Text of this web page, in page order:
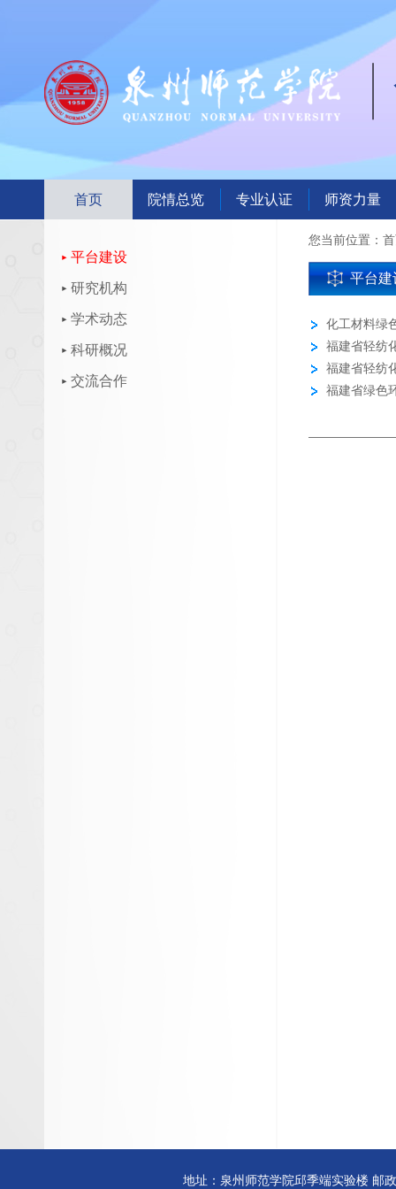
首页 院情总览 专业认证 师资力量
平台建设
研究机构
学术动态
科研概况
交流合作
您当前位置：
平台建
化工材料绿
福建省轻纺
福建省轻纺
福建省绿色
地址：泉州师范学院邱季端实验楼 邮